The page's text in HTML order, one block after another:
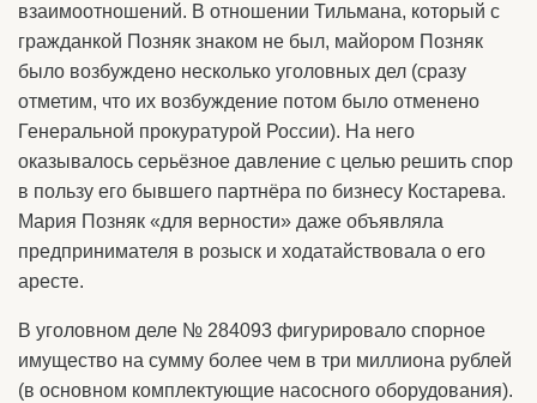
взаимоотношений. В отношении Тильмана, который с
гражданкой Позняк знаком не был, майором Позняк
было возбуждено несколько уголовных дел (сразу
отметим, что их возбуждение потом было отменено
Генеральной прокуратурой России). На него
оказывалось серьёзное давление с целью решить спор
в пользу его бывшего партнёра по бизнесу Костарева.
Мария Позняк «для верности» даже объявляла
предпринимателя в розыск и ходатайствовала о его
аресте.
В уголовном деле № 284093 фигурировало спорное
имущество на сумму более чем в три миллиона рублей
(в основном комплектующие насосного оборудования).